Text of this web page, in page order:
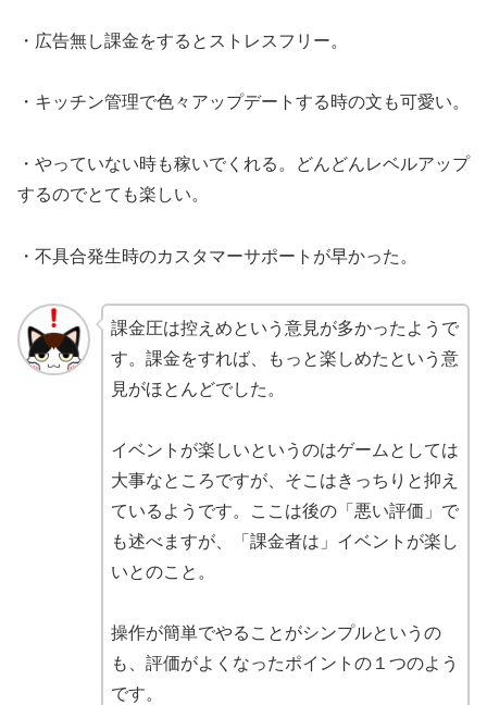
・広告無し課金をするとストレスフリー。
・キッチン管理で色々アップデートする時の文も可愛い。
・やっていない時も稼いでくれる。どんどんレベルアップ
するのでとても楽しい。
・不具合発生時のカスタマーサポートが早かった。
課金圧は控えめという意見が多かったようで
す。課金をすれば、もっと楽しめたという意
見がほとんどでした。
イベントが楽しいというのはゲームとしては
大事なところですが、そこはきっちりと抑え
ているようです。ここは後の「悪い評価」で
も述べますが、「課金者は」イベントが楽し
いとのこと。
操作が簡単でやることがシンプルというの
も、評価がよくなったポイントの１つのよう
です。